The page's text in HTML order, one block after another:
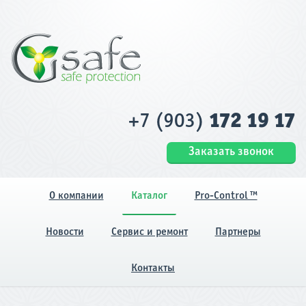
+7 (903) 172 19 17
Заказать звонок
О компании Каталог Pro-Control ™
Новости Сервис и ремонт Партнеры
Контакты